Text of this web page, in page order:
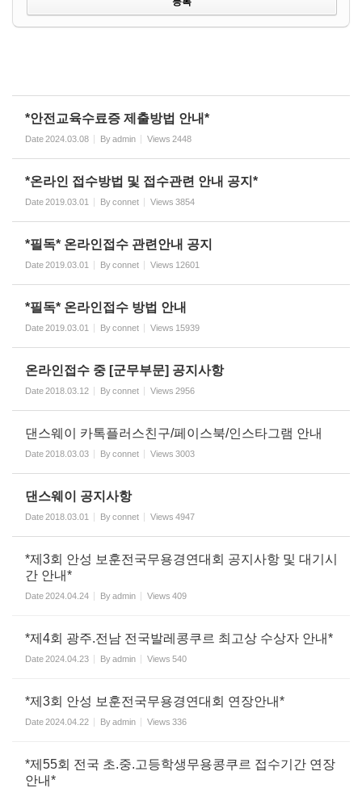
*안전교육수료증 제출방법 안내*
Date2024.03.08 Byadmin Views 2448
*온라인 접수방법 및 접수관련 안내 공지*
Date2019.03.01 Byconnet Views 3854
*필독* 온라인접수 관련안내 공지
Date2019.03.01 Byconnet Views 12601
*필독* 온라인접수 방법 안내
Date2019.03.01 Byconnet Views 15939
온라인접수 중 [군무부문] 공지사항
Date2018.03.12 Byconnet Views 2956
댄스웨이 카톡플러스친구/페이스북/인스타그램 안내
Date2018.03.03 Byconnet Views 3003
댄스웨이 공지사항
Date2018.03.01 Byconnet Views 4947
*제3회 안성 보훈전국무용경연대회 공지사항 및 대기시
간 안내*
Date2024.04.24 Byadmin Views 409
*제4회 광주.전남 전국발레콩쿠르 최고상 수상자 안내*
Date2024.04.23 Byadmin Views 540
*제3회 안성 보훈전국무용경연대회 연장안내*
Date2024.04.22 Byadmin Views 336
*제55회 전국 초.중.고등학생무용콩쿠르 접수기간 연장
안내*